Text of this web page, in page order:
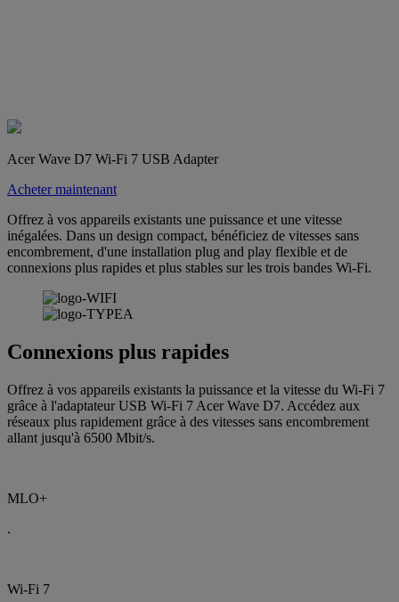
Acer Wave D7 Wi-Fi 7 USB Adapter
Acheter maintenant
Offrez à vos appareils existants une puissance et une vitesse
inégalées. Dans un design compact, bénéficiez de vitesses sans
encombrement, d'une installation plug and play flexible et de
connexions plus rapides et plus stables sur les trois bandes Wi-Fi.
Connexions plus rapides
Offrez à vos appareils existants la puissance et la vitesse du Wi-Fi 7
grâce à l'adaptateur USB Wi-Fi 7 Acer Wave D7. Accédez aux
réseaux plus rapidement grâce à des vitesses sans encombrement
allant jusqu'à 6500 Mbit/s.
MLO+
.
Wi-Fi 7